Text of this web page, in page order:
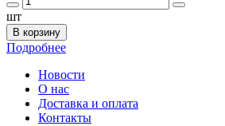
шт
В корзину
Подробнее
Новости
О нас
Доставка и оплата
Контакты